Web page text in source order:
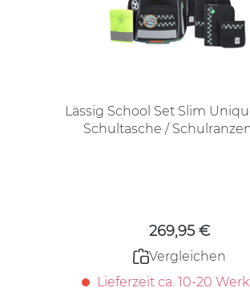
Lässig School Set Slim
Schultasche /
269,95 €
Vergleichen
Lieferzeit ca. 10-20